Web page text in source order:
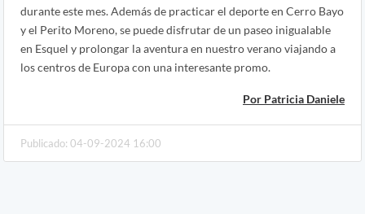
durante este mes. Además de practicar el deporte en Cerro Bayo
y el Perito Moreno, se puede disfrutar de un paseo inigualable
en Esquel y prolongar la aventura en nuestro verano viajando a
los centros de Europa con una interesante promo.
Por Patricia Daniele
Publicado: 04-09-2024 16:00